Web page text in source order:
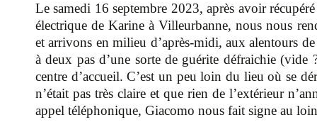
Le samedi 16 septembre 2023, après avoir
électrique de Karine à Villeurbanne, nous nous
et arrivons en milieu d’après-midi, aux alentours
à deux pas d’une sorte de guérite défraichie (vide
centre d’accueil. C’est un peu loin du lieu où se
n’était pas très claire et que rien de l’extérieur
appel téléphonique, Giacomo nous fait signe au